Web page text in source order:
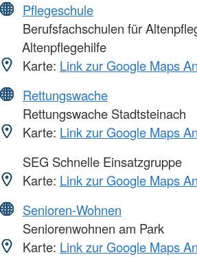
Pflegeschule
Berufsfachschulen für
Altenpflegehilfe
Karte: Link zur Google Maps
Rettungswache
Rettungswache Stadtsteinach
Karte: Link zur Google Maps
SEG Schnelle Einsatzgruppe
Karte: Link zur Google Maps
Senioren-Wohnen
Seniorenwohnen am Park
Karte: Link zur Google Maps